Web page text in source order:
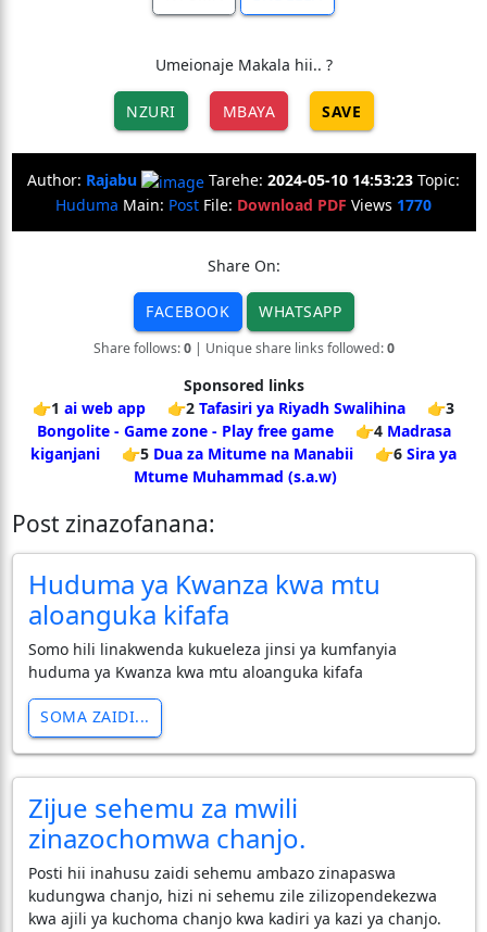
Umeionaje Makala hii.. ?
NZURI MBAYA SAVE
Author: Rajabu Tarehe: 2024-05-10 14:53:23 Topic:
Huduma Main: Post File: Download PDF Views 1770
Share On:
FACEBOOK WHATSAPP
Share follows:0| Unique share links followed:0
Sponsored links
👉1 ai web app 👉2 Tafasiri ya Riyadh Swalihina
👉3
Bongolite - Game zone - Play free game
👉4 Madrasa
kiganjani
👉5 Dua za Mitume na Manabii 👉6 Sira ya
Mtume Muhammad (s.a.w)
Post zinazofanana:
Huduma ya Kwanza kwa mtu
aloanguka kifafa
Somo hili linakwenda kukueleza jinsi ya kumfanyia
huduma ya Kwanza kwa mtu aloanguka kifafa
SOMA ZAIDI...
Zijue sehemu za mwili
zinazochomwa chanjo.
Posti hii inahusu zaidi sehemu ambazo zinapaswa
kudungwa chanjo, hizi ni sehemu zile zilizopendekezwa
kwa ajili ya kuchoma chanjo kwa kadiri ya kazi ya chanjo.